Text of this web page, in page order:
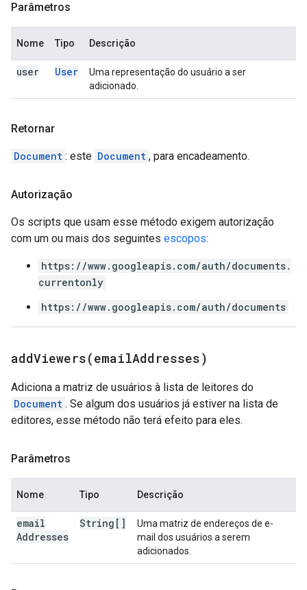
Parâmetros
Nome Tipo Descrição
user User
Uma representação do usuário a ser
adicionado.
Retornar
Document : este Document , para encadeamento.
Autorização
Os scripts que usam esse método exigem autorização
com um ou mais dos seguintes escopos:
https://www.googleapis.com/auth/documents.
currentonly
https://www.googleapis.com/auth/documents
addViewers(emailAddresses)
Adiciona a matriz de usuários à lista de leitores do
Document . Se algum dos usuários já estiver na lista de
editores, esse método não terá efeito para eles.
Parâmetros
Nome Tipo Descrição
email
Addresses
String[]
Uma matriz de endereços de e-
mail dos usuários a serem
adicionados.